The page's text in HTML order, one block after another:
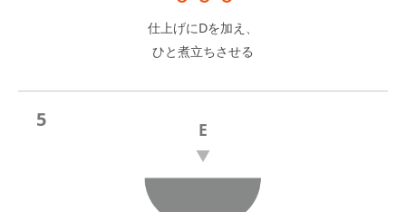
仕上げにDを加え、
ひと煮立ちさせる
5 E